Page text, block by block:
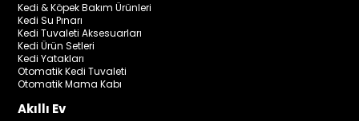
Kedi & Köpek Bakım Ürünleri
Kedi Su Pınarı
Kedi Tuvaleti Aksesuarları
Kedi Ürün Setleri
Kedi Yatakları
Otomatik Kedi Tuvaleti
Otomatik Mama Kabı
Akıllı Ev